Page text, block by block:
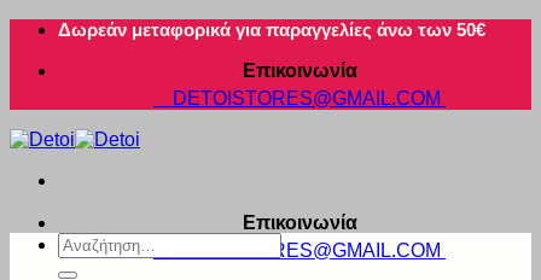
Μετάβαση
περιεχόμενο
Δωρεάν μεταφορικά για παραγγελίες άνω των 50€
Επικοινωνία
DETOISTORES@GMAIL.COM
Επικοινωνία
DETOISTORES@GMAIL.COM
Αναζήτηση
για: